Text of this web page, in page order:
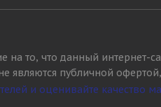
то, что данный интернет-
являются публичной